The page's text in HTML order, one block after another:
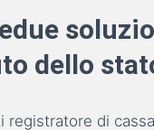
dello
registratore di